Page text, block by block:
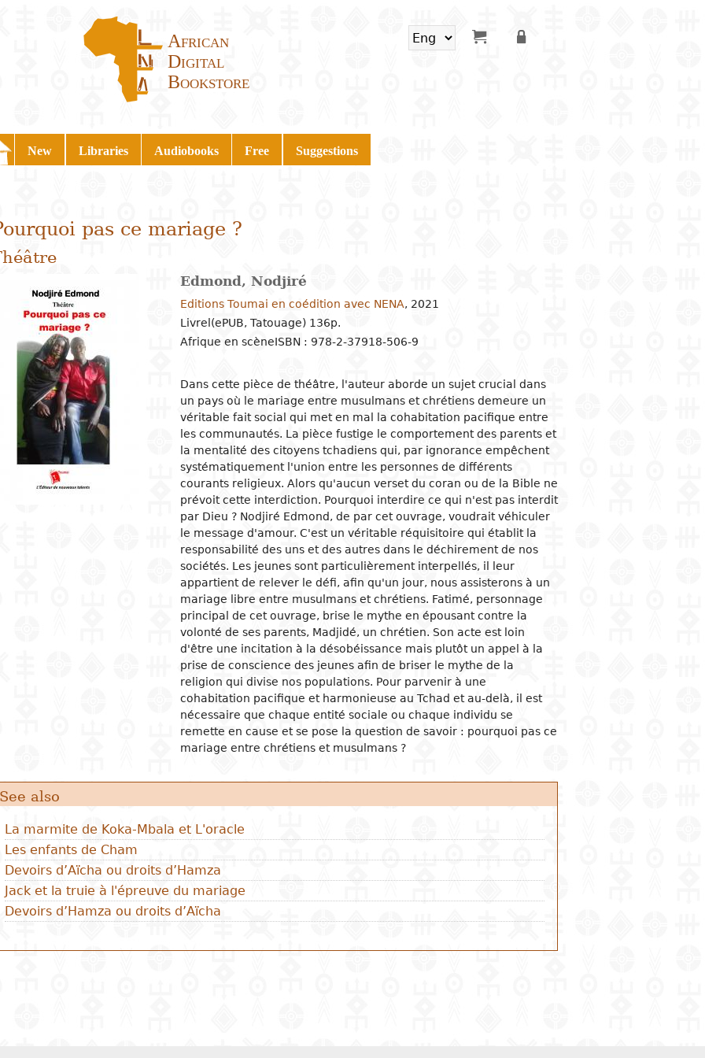
African
Digital
Bookstore
New Libraries Audiobooks Free Suggestions
pas ce mariage ?
Edmond, Nodjiré
Editions Toumai en coédition avec NENA, 2021
Livrel(ePUB, Tatouage) 136p.
Afrique en scèneISBN : 978-2-37918-506-9
Dans cette pièce de théâtre, l'auteur aborde un sujet crucial dans
un pays où le mariage entre musulmans et chrétiens demeure un
véritable fait social qui met en mal la cohabitation pacifique entre
les communautés. La pièce fustige le comportement des parents et
la mentalité des citoyens tchadiens qui, par ignorance empêchent
systématiquement l'union entre les personnes de différents
courants religieux. Alors qu'aucun verset du coran ou de la Bible ne
prévoit cette interdiction. Pourquoi interdire ce qui n'est pas interdit
par Dieu ? Nodjiré Edmond, de par cet ouvrage, voudrait véhiculer
le message d'amour. C'est un véritable réquisitoire qui établit la
responsabilité des uns et des autres dans le déchirement de nos
sociétés. Les jeunes sont particulièrement interpellés, il leur
appartient de relever le défi, afin qu'un jour, nous assisterons à un
mariage libre entre musulmans et chrétiens. Fatimé, personnage
principal de cet ouvrage, brise le mythe en épousant contre la
volonté de ses parents, Madjidé, un chrétien. Son acte est loin
d'être une incitation à la désobéissance mais plutôt un appel à la
prise de conscience des jeunes afin de briser le mythe de la
religion qui divise nos populations. Pour parvenir à une
cohabitation pacifique et harmonieuse au Tchad et au-delà, il est
nécessaire que chaque entité sociale ou chaque individu se
remette en cause et se pose la question de savoir : pourquoi pas ce
mariage entre chrétiens et musulmans ?
See also
La marmite de Koka-Mbala et L'oracle
Les enfants de Cham
Devoirs d’Aïcha ou droits d’Hamza
Jack et la truie à l'épreuve du mariage
Devoirs d’Hamza ou droits d’Aïcha
Religious practices
Christianity
Philosophical approaches
Logic and theory of knowledge
Philosophy of nature
sciences
Mathematics
Biology
Environment
science
Archeology and prehistory
Geography
History
Biographies
Psychology
Demography
Anthropology and ethnology
Sociological studies
Groups and organizations
Marriage and family
Woman and feminism
Information and
communication
Politics
News and political life
Political institutions
Judicial organization
Government and public
administration
International relationships
Economy
Economic situation
Development economy
Economic policies
Production and industry
Job
Entrepreneurship
Finance banks and currency
Internal trade
International economic
relations
Economic sectors
Law in general
Public Law
Civil right
Criminal Law
Fiscal law
Customs law
Labor law
Bank right
Insurance law
Intellectual property law
Land and real estate law
Agriculture
Agronomy
Élevage
Peach
Energy
Water
Sanitation
Pharmacology
Medicine
Information and
communication technologies
Management
Financial accounting
Human ressources
Production management and
control
Marketing and communication
crafts
arts
Arts
organization and
education
education
and vocational